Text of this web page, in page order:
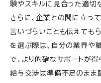
験やスキルに見合った適切
さらに、企業との間に立っ
言いづらいことも伝えても
を選ぶ際は、自分の業界や
で、より的確なサポートが得
給与交渉は準備不足のまま